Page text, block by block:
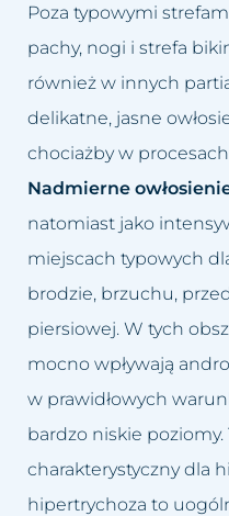
Tłusta cera
Trądzik
Utrata
Worki i cienie
Wypadanie
Zapadnięta
Zastoje
Zmarszczki
Zmęczona
Peeling
Podnoszenie
Powiększanie
Usuwanie blizn
Usuwanie
wargowych
Usuwanie
Usuwanie
Usuwanie
Poza typowymi
pachy, nogi i strefa
również w innych
delikatne, jasne
chociażby w
Nadmierne
natomiast jako
miejscach typowych
brodzie, brzuchu,
piersiowej. W tych
mocno wpływają
w prawidłowych
bardzo niskie poziomy.
charakterystyczny dla
hipertrychoza to